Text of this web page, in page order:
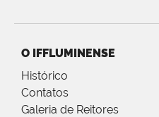
O IFFLUMINENSE
Histórico
Contatos
Galeria de Reitores